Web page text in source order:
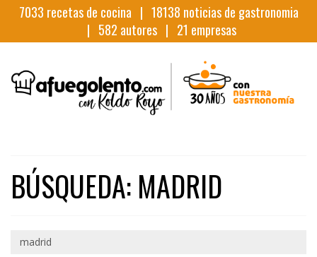
7033 recetas de cocina | 18138 noticias de gastronomia
| 582 autores | 21 empresas
BÚSQUEDA: MADRID